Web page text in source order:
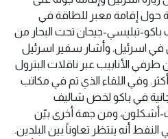
حول إقامة معبر للطاقة في
باكو-تبليسي-جيحان تحت البحار من
في اسرئيل. وأشار سفير اسرئيل
الأنابيب عبر ناقلات البترول
وفي اللقاء الذي تم في مكاتب
في باكو لخص شاليف
أشكلون، ومن جهة أخرى بيّن
أنه ينتظر تعاوناً بين البلدين.